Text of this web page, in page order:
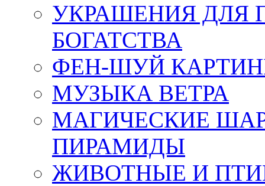
УКРАШЕНИЯ ДЛЯ
БОГАТСТВА
ФЕН-ШУЙ
МУЗЫКА ВЕТРА
МАГИЧЕСКИЕ
ПИРАМИДЫ
ЖИВОТНЫЕ И